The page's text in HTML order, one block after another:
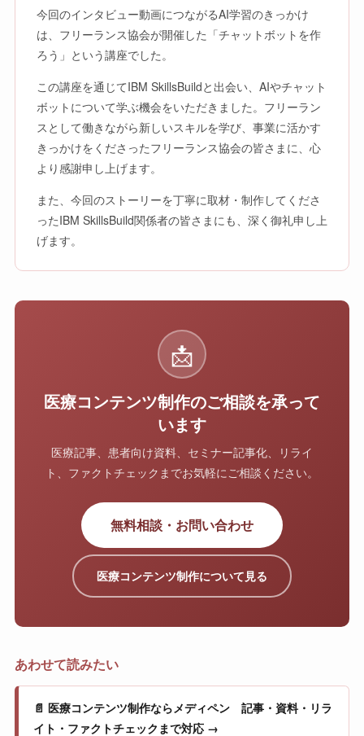
今回のインタビュー動画につながるAI学習のきっかけ
は、フリーランス協会が開催した「チャットボットを作
ろう」という講座でした。
この講座を通じてIBM SkillsBuildと出会い、AIやチャット
ボットについて学ぶ機会をいただきました。フリーラン
スとして働きながら新しいスキルを学び、事業に活かす
きっかけをくださったフリーランス協会の皆さまに、心
より感謝申し上げます。
また、今回のストーリーを丁寧に取材・制作してくださ
ったIBM SkillsBuild関係者の皆さまにも、深く御礼申し上
げます。
📩
医療コンテンツ制作のご相談を承って
います
医療記事、患者向け資料、セミナー記事化、リライ
ト、ファクトチェックまでお気軽にご相談ください。
無料相談・お問い合わせ
医療コンテンツ制作について見る
あわせて読みたい
📄 医療コンテンツ制作ならメディペン 記事・資料・リラ
イト・ファクトチェックまで対応 →